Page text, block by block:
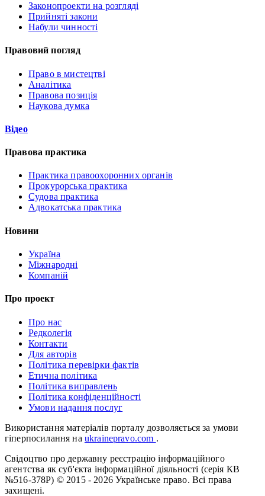
Законопроекти на розгляді
Прийняті закони
Набули чинності
Правовий погляд
Право в мистецтві
Аналітика
Правова позиція
Наукова думка
Відео
Правова практика
Практика правоохоронних органів
Прокурорська практика
Судова практика
Адвокатська практика
Новини
Україна
Міжнародні
Компаній
Про проект
Про нас
Редколегія
Контакти
Для авторів
Політика перевірки фактів
Етична політика
Політика виправлень
Політика конфіденційності
Умови надання послуг
Використання матеріалів порталу дозволяється за умови
гіперпосилання на ukrainepravo.com .
Свідоцтво про державну реєстрацію інформаційного
агентства як суб'єкта інформаційної діяльності (серія КВ
№516-378Р) © 2015 - 2026 Українське право. Всі права
захищені.